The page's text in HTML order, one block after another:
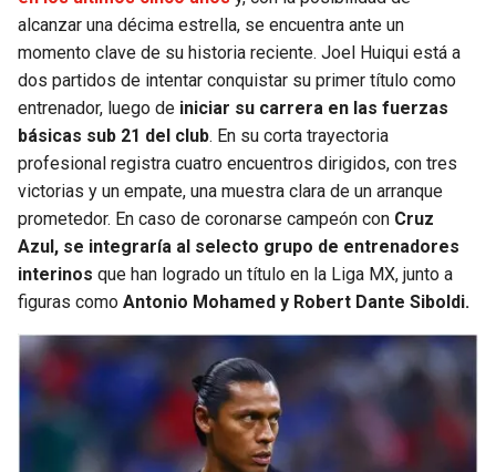
alcanzar una décima estrella, se encuentra ante un
momento clave de su historia reciente. Joel Huiqui está a
dos partidos de intentar conquistar su primer título como
entrenador, luego de iniciar su carrera en las fuerzas
básicas sub 21 del club. En su corta trayectoria
profesional registra cuatro encuentros dirigidos, con tres
victorias y un empate, una muestra clara de un arranque
prometedor. En caso de coronarse campeón con Cruz
Azul, se integraría al selecto grupo de entrenadores
interinos que han logrado un título en la Liga MX, junto a
figuras como Antonio Mohamed y Robert Dante Siboldi.